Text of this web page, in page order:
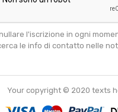
l'iscrizione in ogni
le info di contatto nelle
Your copyright © 2020 texts